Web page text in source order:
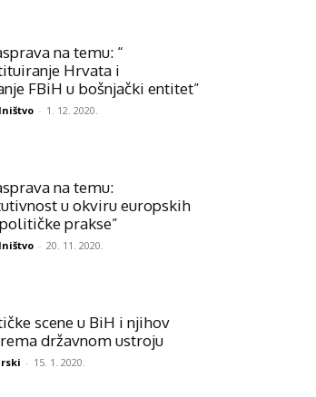
na temu: “
Hrvata i
FBiH u bošnjački entitet”
- 1. 12. 2020.
na temu:
u okviru europskih
prakse”
- 20. 11. 2020.
scene u BiH i njihov
državnom ustroju
- 15. 1. 2020.